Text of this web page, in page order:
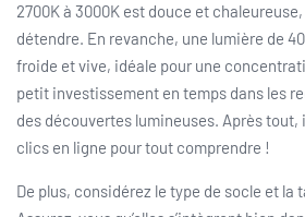
2700K à 3000K est douce et
détendre. En revanche, une lumière de
froide et vive, idéale pour une
petit investissement en temps dans les
des découvertes lumineuses. Après
clics en ligne pour tout comprendre !
De plus, considérez le type de socle et la